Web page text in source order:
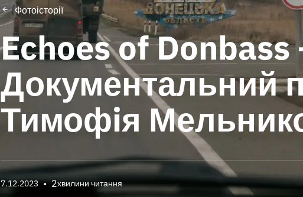
Фотоісторії
Echoes of
Документальний
Тимофiя
7.12.2023 • 2хвилини читання